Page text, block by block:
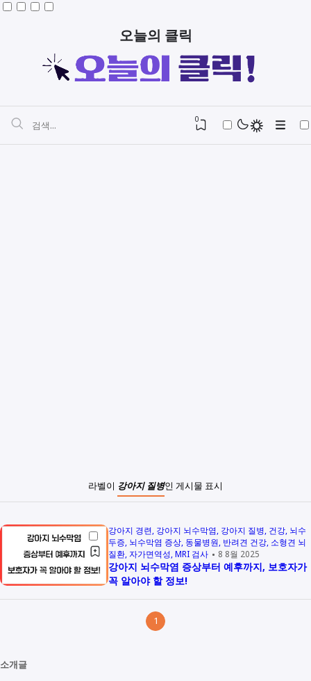
오늘의 클릭
0
라벨이 강아지 질병인 게시물 표시
강아지 경련 강아지 뇌수막염 강아지 질병 건강 뇌수
두증 뇌수막염 증상 동물병원 반려견 건강 소형견 뇌
질환 자가면역성 MRI 검사 8 8월 2025
강아지 뇌수막염 증상부터 예후까지, 보호자가
꼭 알아야 할 정보!
1
소개글